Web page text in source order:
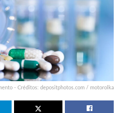
- Créditos: depositphotos.com / motorolka